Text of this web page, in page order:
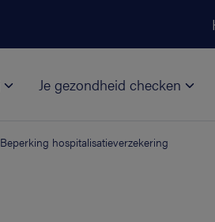
Je gezondheid checken
Beperking hospitalisatieverzekering